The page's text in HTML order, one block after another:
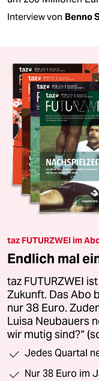
Interview von Benno
taz FUTURZWEI im
Endlich mal
taz FUTURZWEI
Zukunft. Das Abo
nur 38 Euro.
Luisa Neubauers
wir mutig sind?“
Jedes Quartal
Nur 38 Euro im